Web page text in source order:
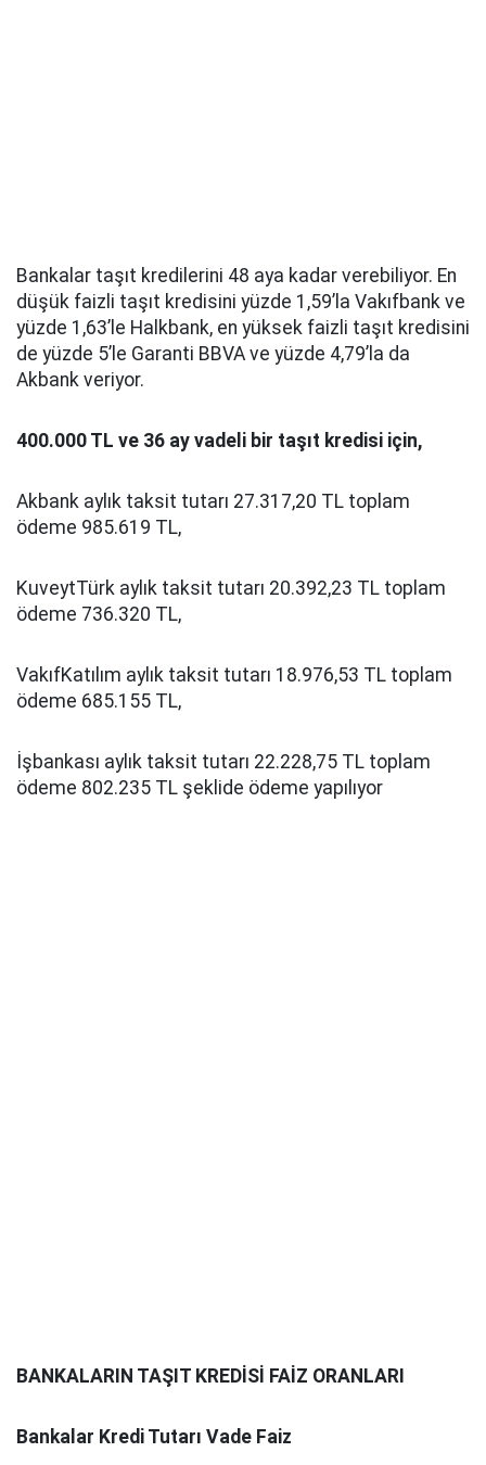
Bankalar taşıt kredilerini 48 aya kadar verebiliyor. En
düşük faizli taşıt kredisini yüzde 1,59’la Vakıfbank ve
yüzde 1,63’le Halkbank, en yüksek faizli taşıt kredisini
de yüzde 5’le Garanti BBVA ve yüzde 4,79’la da
Akbank veriyor.
400.000 TL ve 36 ay vadeli bir taşıt kredisi için,
Akbank aylık taksit tutarı 27.317,20 TL toplam
ödeme 985.619 TL,
KuveytTürk aylık taksit tutarı 20.392,23 TL toplam
ödeme 736.320 TL,
VakıfKatılım aylık taksit tutarı 18.976,53 TL toplam
ödeme 685.155 TL,
İşbankası aylık taksit tutarı 22.228,75 TL toplam
ödeme 802.235 TL şeklide ödeme yapılıyor
BANKALARIN TAŞIT KREDİSİ FAİZ ORANLARI
Bankalar Kredi Tutarı Vade Faiz